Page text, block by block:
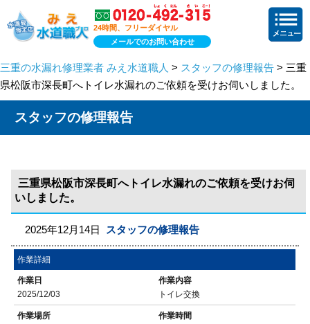
24時間、フリーダイヤル
メールでのお問い合わせ
三重の水漏れ修理業者 みえ水道職人 > スタッフの修理報告 > 三重
県松阪市深長町へトイレ水漏れのご依頼を受けお伺いしました。
スタッフの修理報告
三重県松阪市深長町へトイレ水漏れのご依頼を受けお伺
いしました。
2025年12月14日 スタッフの修理報告
作業詳細
作業日
2025/12/03
作業内容
トイレ交換
作業場所
作業時間